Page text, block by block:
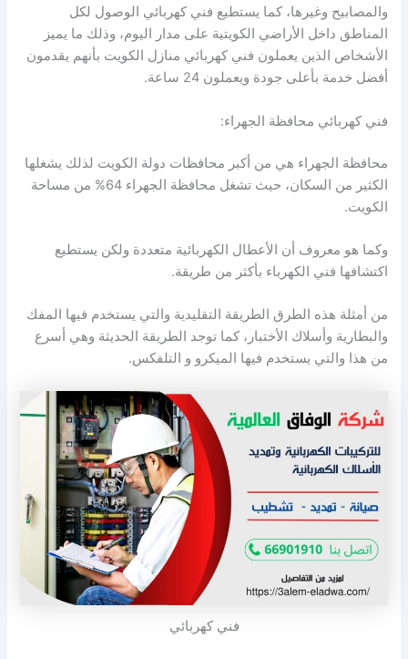
والمصابيح وغيرها، كما يستطيع فني كهربائي الوصول لكل
المناطق داخل الأراضي الكويتية على مدار اليوم، وذلك ما يميز
الأشخاص الذين يعملون فني كهربائي منازل الكويت بأنهم يقدمون
أفضل خدمة بأعلى جودة ويعملون 24 ساعة.
فني كهربائي محافظة الجهراء:
محافظة الجهراء هي من أكبر محافظات دولة الكويت لذلك يشغلها
الكثير من السكان، حيث تشغل محافظة الجهراء 64% من مساحة
الكويت.
وكما هو معروف أن الأعطال الكهربائية متعددة ولكن يستطيع
اكتشافها فني الكهرباء بأكثر من طريقة.
من أمثلة هذه الطرق الطريقة التقليدية والتي يستخدم فيها المفك
والبطارية وأسلاك الأختبار، كما توجد الطريقة الحديثة وهي أسرع
من هذا والتي يستخدم فيها الميكرو و التلفكس.
فني كهربائي